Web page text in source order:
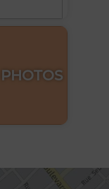
PHOTOS